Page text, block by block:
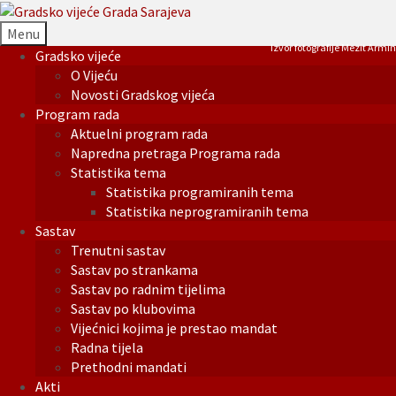
Menu
Gradsko vijeće
O Vijeću
Novosti Gradskog vijeća
Program rada
Aktuelni program rada
Napredna pretraga Programa rada
Statistika tema
Statistika programiranih tema
Statistika neprogramiranih tema
Sastav
Trenutni sastav
Sastav po strankama
Sastav po radnim tijelima
Sastav po klubovima
Vijećnici kojima je prestao mandat
Radna tijela
Prethodni mandati
Akti
Izvor fotografije Mezit Armin